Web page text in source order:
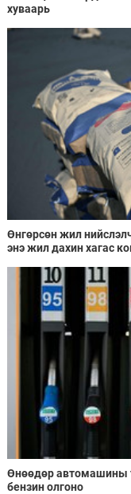
хуваарь
Өнгөрсөн жил
энэ жил дахин хагас
Өнөөдөр автомашины
бензин олгоно